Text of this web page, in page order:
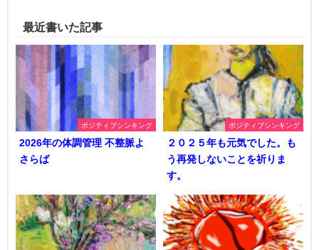
最近書いた記事
ポジティブシンキング
2026年の体調管理 不整脈よ
さらば
ポジティブシンキング
２０２５年も元気でした。も
う再発しないことを祈りま
す。